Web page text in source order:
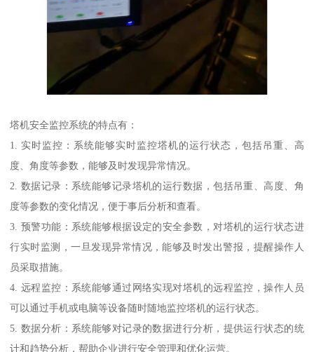
塔机安全监控系统的特点有：
1. 实时监控：系统能够实时监控塔机的运行状态，包括吊重、高
度、角度等参数，能够及时发现异常情况。
2. 数据记录：系统能够记录塔机的运行数据，包括吊重、高度、角
度等参数的变化情况，便于事后分析和查看。
3. 预警功能：系统能够根据设定的安全参数，对塔机的运行状态进
行实时监测，一旦发现异常情况，能够及时发出警报，提醒操作人
员采取措施。
4. 远程监控：系统能够通过网络实现对塔机的远程监控，操作人员
可以通过手机或电脑等设备随时随地监控塔机的运行状态。
5. 数据分析：系统能够对记录的数据进行分析，提供运行状态的统
计和趋势分析，帮助企业进行安全管理和优化运营。